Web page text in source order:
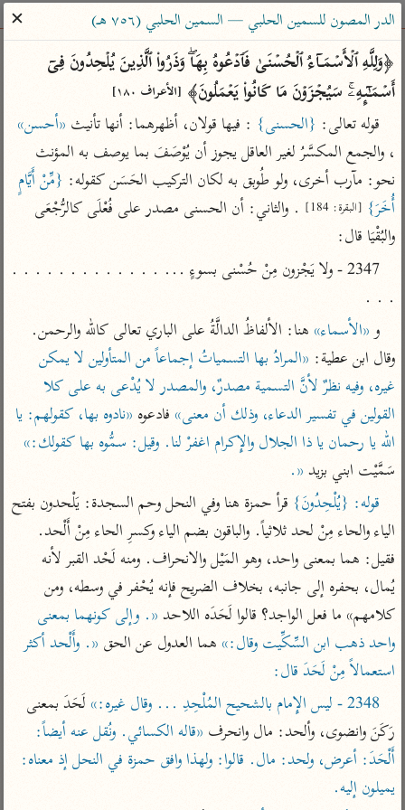
ساهم معنا في نشر القرآن والعلم الشرعي
الباحث القرآني
بحث تفسير علوم مصاحف معاجم
Type 2 or more characters for results.
Type 1 or more
characters for results.
أمّهات
تفسير الطبري
تفسير القرطبي
تفسير البغوي
جمع الأقوال
تفسير ابن الجوزي
تفسير الماوردي
منتقاة
تفسير ابن القيم
تفسير ابن تيمية
عامّة
تفسير السمعاني
تفسير مكّي
محاسن التأويل
للقاسمي
تفسير الثعالبي
عامّة
فتح البيان للقنوجي
فتح القدير للشوكاني
تفسير ابن جزي
موسوعات
تفسير الآلوسي
تفسير الرازي
أخرى
أضواء البيان
نظم الدرر للبقاعي
لغة وبلاغة
التحرير والتنوير
عطية
البحر المحيط لأبي
حيان
تفسير السعدي
أيسر التفاسير
القرآن – تدبر وعمل
تفسير ابن عثيمين
مركَّزة العبارة
تفسير الجلالين
جامع البيان للإيجي
تفسير البيضاوي
تفسير النسفي
الوجيز للواحدي
آثار
موسوعة التفسير
الدر المصون للسمين الحلبي — السمين الحلبي (٧٥٦ هـ)
✕
أَسۡمَـٰۤىِٕهِۦۚ سَیُجۡزَوۡنَ مَا كَانُوا۟ یَعۡمَلُونَ﴾ [الأعراف ١٨٠]
قوله تعالى: {الحسنى} : فيها قولان، أظهرهما: أنها تأنيث «أحسن»
نحو: مآرب أخرى، ولو طُوبق به لكان التركيب الحَسَن كقوله:
أُخَرَ} [البقرة: 184]
والبُقْيَا قال:
. . .
و «الأسماء»
وقال ابن عطية:
القولين في تفسير الدعاء، وذلك أن معنى» فادعوه
الله يا رحمان يا ذا الجلال والإِكرام اغفرْ لنا. وقيل: سمُّوه بها كقولك:»
سَمَّيْت ابني بزيد «.
قوله: {يُلْحِدُونَ}
كلامهم» ما فعل الواجد؟ قالوا لَحَدَه اللاحد
واحد ذهب ابن السِّكِّيت وقال:» هما العدول عن الحق
«. وأَلْحد أكثر
استعمالاً مِنْ لَحَدَ قال:
2348 - ليس الإِمام بالشحيح المُلْحِدِ ... وقال غيره:»
رَكَنَ وانضوى، وألحد: مال وانحرف
يميلون إليه.